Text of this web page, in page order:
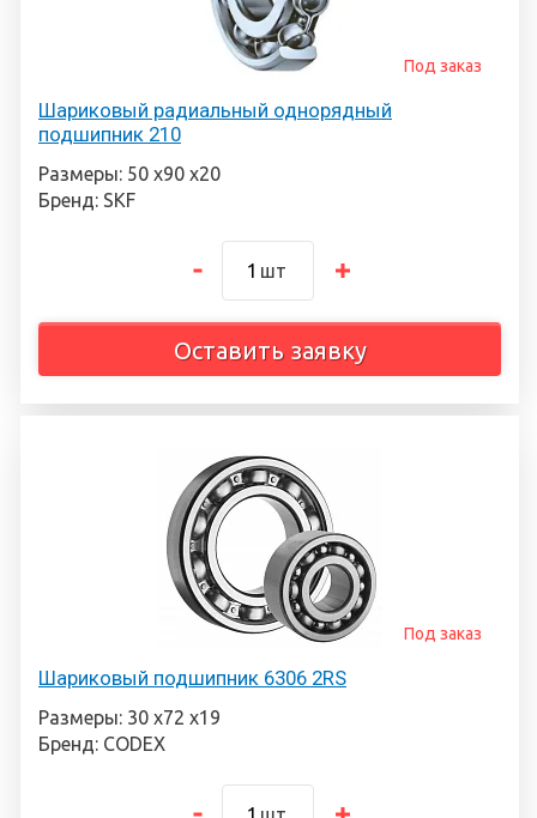
Шариковый радиальный однорядный
подшипник 210
Под заказ
Размеры: 50 х90 х20
Бренд: SKF
шт
Оставить заявку
Шариковый подшипник 6306 2RS
Под заказ
Размеры: 30 х72 х19
Бренд: CODEX